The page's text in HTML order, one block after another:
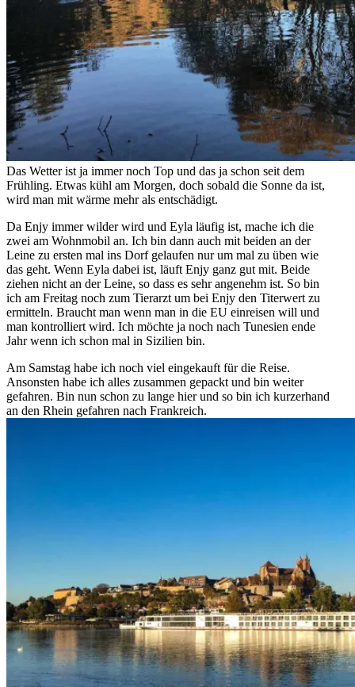
Das Wetter ist ja immer noch Top und das ja schon seit dem
Frühling. Etwas kühl am Morgen, doch sobald die Sonne da ist,
wird man mit wärme mehr als entschädigt.
Da Enjy immer wilder wird und Eyla läufig ist, mache ich die
zwei am Wohnmobil an. Ich bin dann auch mit beiden an der
Leine zu ersten mal ins Dorf gelaufen nur um mal zu üben wie
das geht. Wenn Eyla dabei ist, läuft Enjy ganz gut mit. Beide
ziehen nicht an der Leine, so dass es sehr angenehm ist. So bin
ich am Freitag noch zum Tierarzt um bei Enjy den Titerwert zu
ermitteln. Braucht man wenn man in die EU einreisen will und
man kontrolliert wird. Ich möchte ja noch nach Tunesien ende
Jahr wenn ich schon mal in Sizilien bin.
Am Samstag habe ich noch viel eingekauft für die Reise.
Ansonsten habe ich alles zusammen gepackt und bin weiter
gefahren. Bin nun schon zu lange hier und so bin ich kurzerhand
an den Rhein gefahren nach Frankreich.